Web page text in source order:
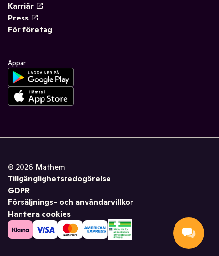
Karriär
Press
För företag
Appar
© 2026 Mathem
Tillgänglighetsredogörelse
GDPR
Försäljnings- och användarvillkor
Hantera cookies